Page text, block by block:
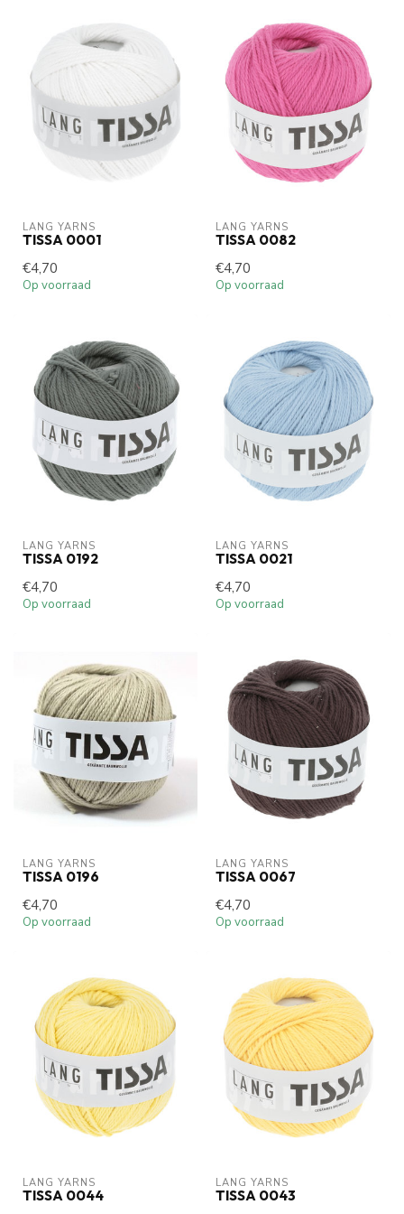
LANG YARNS
TISSA 0001
€4,70
Op voorraad
LANG YARNS
TISSA 0082
€4,70
Op voorraad
LANG YARNS
TISSA 0192
€4,70
Op voorraad
LANG YARNS
TISSA 0021
€4,70
Op voorraad
LANG YARNS
TISSA 0196
€4,70
Op voorraad
LANG YARNS
TISSA 0067
€4,70
Op voorraad
LANG YARNS
TISSA 0044
LANG YARNS
TISSA 0043